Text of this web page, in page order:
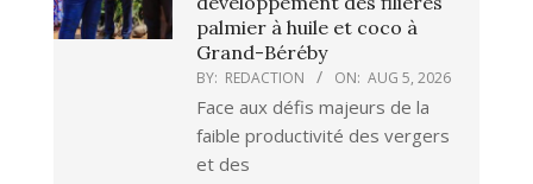
palmier à huile et coco à
Grand-Béréby
BY: REDACTION ON: AUG 5, 2026
Face aux défis majeurs de la
faible productivité des vergers
et des